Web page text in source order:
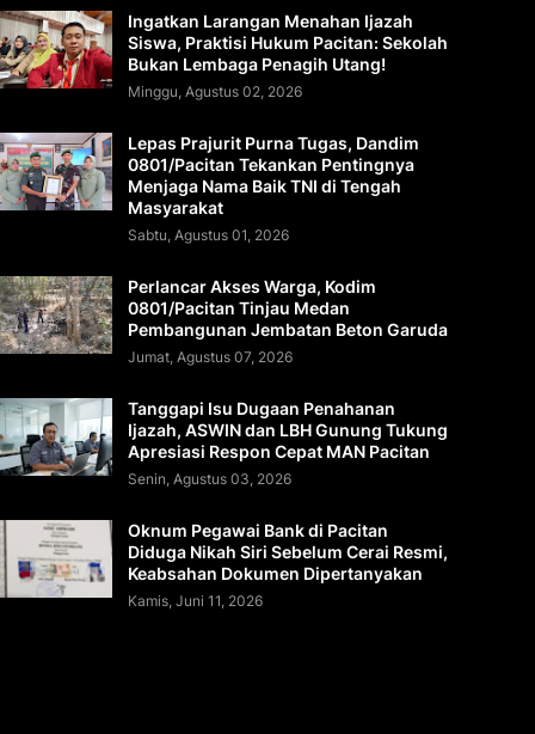
Ingatkan Larangan Menahan Ijazah
Siswa, Praktisi Hukum Pacitan: Sekolah
Bukan Lembaga Penagih Utang!
Minggu, Agustus 02, 2026
Lepas Prajurit Purna Tugas, Dandim
0801/Pacitan Tekankan Pentingnya
Menjaga Nama Baik TNI di Tengah
Masyarakat
Sabtu, Agustus 01, 2026
Perlancar Akses Warga, Kodim
0801/Pacitan Tinjau Medan
Pembangunan Jembatan Beton Garuda
Jumat, Agustus 07, 2026
Tanggapi Isu Dugaan Penahanan
Ijazah, ASWIN dan LBH Gunung Tukung
Apresiasi Respon Cepat MAN Pacitan
Senin, Agustus 03, 2026
Oknum Pegawai Bank di Pacitan
Diduga Nikah Siri Sebelum Cerai Resmi,
Keabsahan Dokumen Dipertanyakan
Kamis, Juni 11, 2026